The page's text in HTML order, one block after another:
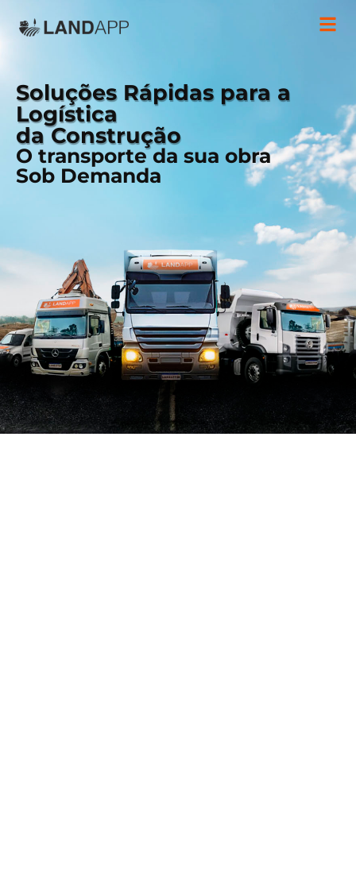
Soluções Rápidas para a
Logística
da Construção
O transporte da sua obra
Sob Demanda